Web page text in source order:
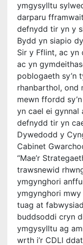
ymgysylltu
darparu
defnydd tir yn y
Bydd yn siapio
Sir y Fflint, ac yn
ac yn
poblogaeth sy’n
rhanbarthol, ond
mewn ffordd
yn cael ei
defnydd tir yn
Dywedodd y
Cabinet
“Mae’r
trawsnewid
ymgynghori
ymgynghori
tuag at
buddsoddi cryn
ymgysylltu ag
wrth i’r CDLl